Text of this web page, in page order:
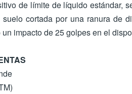
de límite de líquido estándar,
cortada por una ranura de
impacto de 25 golpes en el